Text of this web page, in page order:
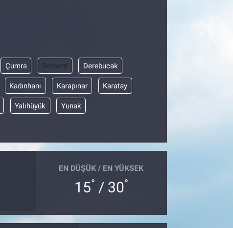
Çumra Derbent Derebucak
Kadınhanı Karapınar Karatay
Yalıhüyük Yunak
EN DÜŞÜK / EN YÜKSEK
15° / 30°